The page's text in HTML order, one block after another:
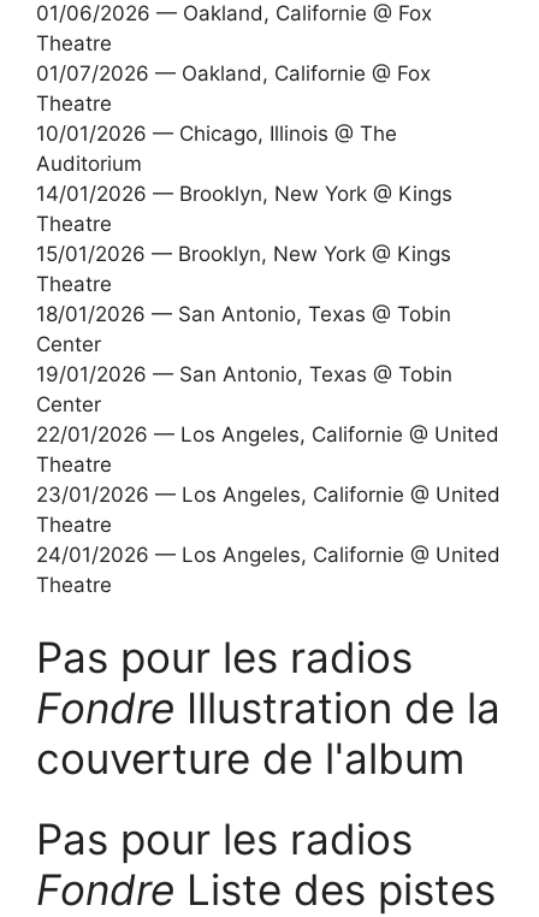
01/06/2026 — Oakland, Californie @ Fox
Theatre
01/07/2026 — Oakland, Californie @ Fox
Theatre
10/01/2026 — Chicago, Illinois @ The
Auditorium
14/01/2026 — Brooklyn, New York @ Kings
Theatre
15/01/2026 — Brooklyn, New York @ Kings
Theatre
18/01/2026 — San Antonio, Texas @ Tobin
Center
19/01/2026 — San Antonio, Texas @ Tobin
Center
22/01/2026 — Los Angeles, Californie @ United
Theatre
23/01/2026 — Los Angeles, Californie @ United
Theatre
24/01/2026 — Los Angeles, Californie @ United
Theatre
Pas pour les radios
Fondre Illustration de la
couverture de l'album
Pas pour les radios
Fondre Liste des pistes